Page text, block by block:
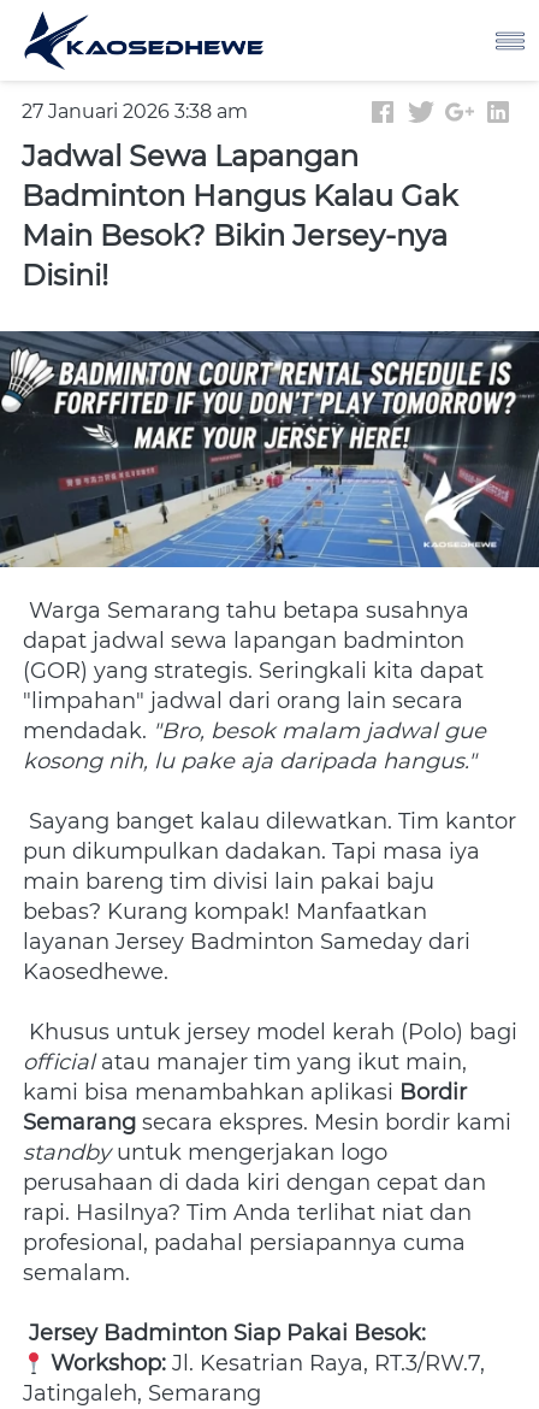
27 Januari 2026 3:38 am
Jadwal Sewa Lapangan
Badminton Hangus Kalau Gak
Main Besok? Bikin Jersey-nya
Disini!
dapat jadwal sewa lapangan badminton
(GOR) yang strategis. Seringkali kita dapat
"limpahan" jadwal dari orang lain secara
mendadak. "Bro, besok malam jadwal gue
kosong nih, lu pake aja daripada hangus."
pun dikumpulkan dadakan. Tapi masa iya
main bareng tim divisi lain pakai baju
bebas? Kurang kompak! Manfaatkan
layanan Jersey Badminton Sameday dari
Kaosedhewe.
official atau manajer tim yang ikut main,
kami bisa menambahkan aplikasi Bordir
Semarang
standby untuk mengerjakan logo
perusahaan di dada kiri dengan cepat dan
rapi. Hasilnya? Tim Anda terlihat niat dan
profesional, padahal persiapannya cuma
semalam.
Jersey Badminton Siap Pakai Besok:
Workshop: Jl. Kesatrian Raya, RT.3/RW.7,
Jatingaleh, Semarang